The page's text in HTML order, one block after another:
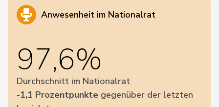
Anwesenheit im Nationalrat
97,6%
Durchschnitt im Nationalrat
-1,1 Prozentpunkte gegenüber der letzten